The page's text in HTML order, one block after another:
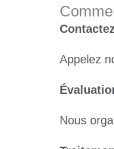
Appelez
Nous